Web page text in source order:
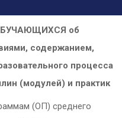
об
содержанием,
процесса
(модулей) и практик
(ОП) среднего